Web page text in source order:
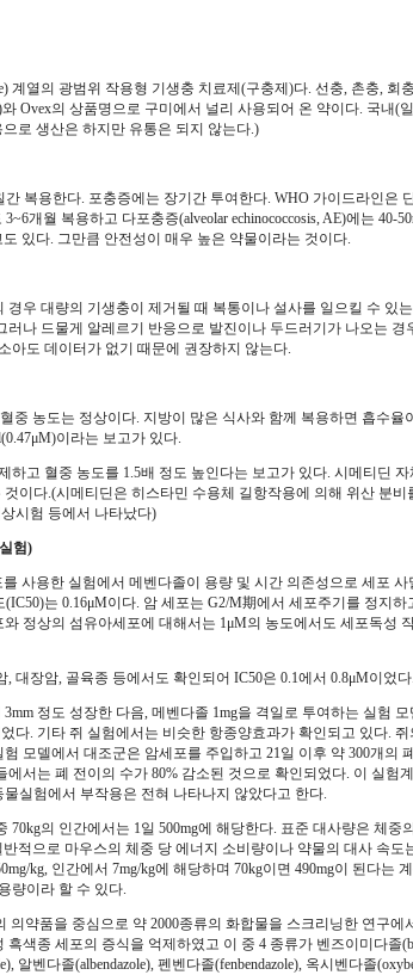
계열의 광범위 작용형 기생충 치료제(구충제)다. 선충, 촌충, 회충
Ovex의 상품명으로 구미에서 널리 사용되어 온 약이다. 국내(일
로 생산은 하지만 유통은 되지 않는다.)
간 복용한다. 포충증에는 장기간 투여한다. WHO 가이드라인은
개월 복용하고 다포충증(alveolar echinococcosis, AE)에는 40-
있다. 그만큼 안전성이 매우 높은 약물이라는 것이다.
우 대량의 기생충이 제거될 때 복통이나 설사를 일으킬 수 있
나 드물게 알레르기 반응으로 발진이나 두드러기가 나오는 경
아도 데이터가 없기 때문에 권장하지 않는다.
중 농도는 정상이다. 지방이 많은 식사와 함께 복용하면 흡수율이
이라는 보고가 있다.
고 혈중 농도를 1.5배 정도 높인다는 보고가 있다. 시메티딘 자
이다.(시메티딘은 히스타민 수용체 길항작용에 의해 위산 분비
시험 등에서 나타났다)
험)
사용한 실험에서 메벤다졸이 용량 및 시간 의존성으로 세포 사
는 0.16μM이다. 암 세포는 G2/M期에서 세포주기를 정지하
정상의 섬유아세포에 대해서는 1μM의 농도에서도 세포독성
대장암, 골육종 등에서도 확인되어 IC50은 0.1에서 0.8μM이었다.
정도 성장한 다음, 메벤다졸 1mg을 격일로 투여하는 실험 모
다. 기타 쥐 실험에서는 비슷한 항종양효과가 확인되고 있다. 쥐
모델에서 대조군은 암세포를 주입하고 21일 이후 약 300개의 폐
서는 폐 전이의 수가 80% 감소된 것으로 확인되었다. 이 실험계
실험에서 부작용은 전혀 나타나지 않았다고 한다.
의 인간에서는 1일 500mg에 해당한다. 표준 대사량은 체중
적으로 마우스의 체중 당 에너지 소비량이나 약물의 대사 속도
kg, 인간에서 7mg/kg에 해당하며 70kg이면 490mg이 된다는
량이라 할 수 있다.
약품을 중심으로 약 2000종류의 화합물을 스크리닝한 연구에
색종 세포의 증식을 억제하였고 이 중 4 종류가 벤즈이미다졸
알벤다졸(albendazole), 펜벤다졸(fenbendazole), 옥시벤다졸